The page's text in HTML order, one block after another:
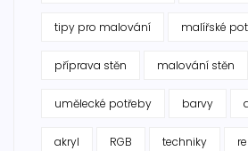
tipy pro malování malířské
příprava stěn malování stěn
umělecké potřeby barvy
akryl RGB techniky